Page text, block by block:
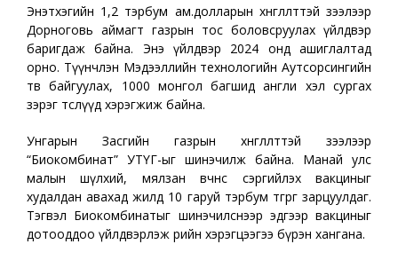
Энэтхэгийн 1,2 тэрбум ам.долларын хөнгөлөлттэй зээлээр
Дорноговь аймагт газрын тос боловсруулах үйлдвэр
баригдаж байна. Энэ үйлдвэр 2024 онд ашиглалтад
орно. Түүнчлэн Мэдээллийн технологийн Аутсорсингийн
төв байгуулах, 1000 монгол багшид англи хэл сургах
зэрэг төслүүд хэрэгжиж байна.
Унгарын Засгийн газрын хөнгөлөлттэй зээлээр
“Биокомбинат” УТҮГ-ыг шинэчилж байна. Манай улс
малын шүлхий, мялзан өвчнөөс сэргийлэх вакциныг
худалдан авахад жилд 10 гаруй тэрбум төгрөг зарцуулдаг.
Тэгвэл Биокомбинатыг шинэчилснээр эдгээр вакциныг
дотооддоо үйлдвэрлэж өөрийн хэрэгцээгээ бүрэн хангана.